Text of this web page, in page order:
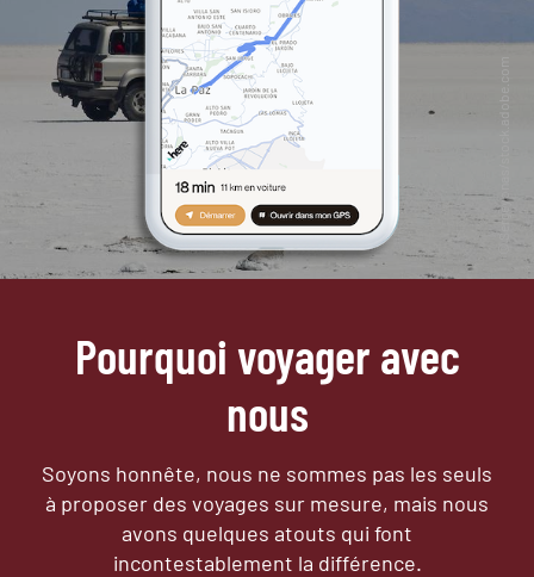
Pourquoi voyager avec
nous
Soyons honnête, nous ne sommes pas les seuls
à proposer des voyages sur mesure, mais nous
avons quelques atouts qui font
incontestablement la différence.